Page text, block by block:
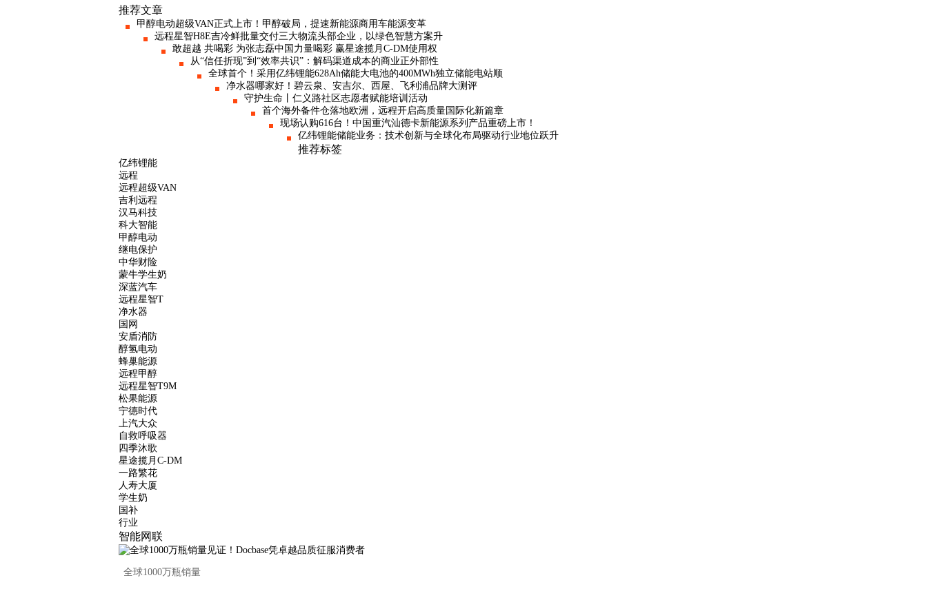
推荐文章
甲醇电动超级VAN正式上市！甲醇破局，提速新能源商用车能源变革
远程星智H8E吉冷鲜批量交付三大物流头部企业，以绿色智慧方案升
敢超越 共喝彩 为张志磊中国力量喝彩 赢星途揽月C-DM使用权
从“信任折现”到“效率共识”：解码渠道成本的商业正外部性
全球首个！采用亿纬锂能628Ah储能大电池的400MWh独立储能电站顺
净水器哪家好！碧云泉、安吉尔、西屋、飞利浦品牌大测评
守护生命丨仁义路社区志愿者赋能培训活动
首个海外备件仓落地欧洲，远程开启高质量国际化新篇章
现场认购616台！中国重汽汕德卡新能源系列产品重磅上市！
亿纬锂能储能业务：技术创新与全球化布局驱动行业地位跃升
推荐标签
亿纬锂能
远程
远程超级VAN
吉利远程
汉马科技
科大智能
甲醇电动
继电保护
中华财险
蒙牛学生奶
深蓝汽车
远程星智T
净水器
国网
安盾消防
醇氢电动
蜂巢能源
远程甲醇
远程星智T9M
松果能源
宁德时代
上汽大众
自救呼吸器
四季沐歌
星途揽月C-DM
一路繁花
人寿大厦
学生奶
国补
行业
智能网联
全球1000万瓶销量